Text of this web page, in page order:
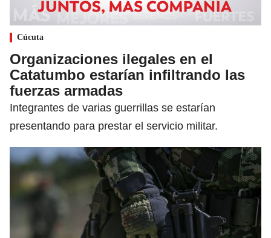
Cúcuta
Organizaciones ilegales en el
Catatumbo estarían infiltrando las
fuerzas armadas
Integrantes de varias guerrillas se estarían
presentando para prestar el servicio militar.